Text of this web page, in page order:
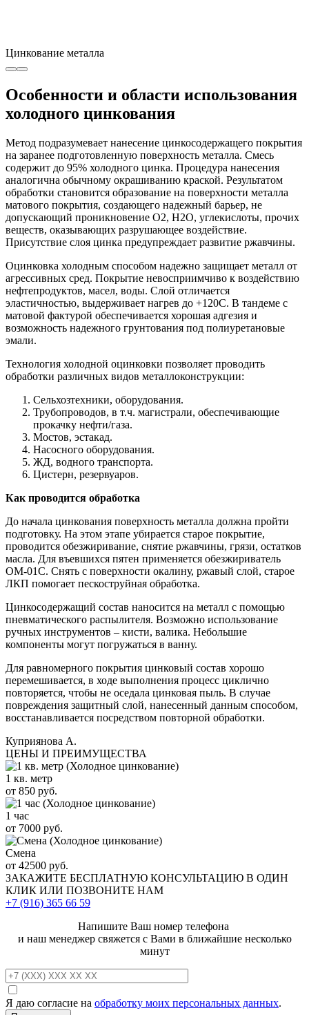
Цинкование металла
Особенности и области использования
холодного цинкования
Метод подразумевает нанесение цинкосодержащего покрытия
на заранее подготовленную поверхность металла. Смесь
содержит до 95% холодного цинка. Процедура нанесения
аналогична обычному окрашиванию краской. Результатом
обработки становится образование на поверхности металла
матового покрытия, создающего надежный барьер, не
допускающий проникновение О2, Н2О, углекислоты, прочих
веществ, оказывающих разрушающее воздействие.
Присутствие слоя цинка предупреждает развитие ржавчины.
Оцинковка холодным способом надежно защищает металл от
агрессивных сред. Покрытие невосприимчиво к воздействию
нефтепродуктов, масел, воды. Слой отличается
эластичностью, выдерживает нагрев до +120С. В тандеме с
матовой фактурой обеспечивается хорошая адгезия и
возможность надежного грунтования под полиуретановые
эмали.
Технология холодной оцинковки позволяет проводить
обработки различных видов металлоконструкции:
Сельхозтехники, оборудования.
Трубопроводов, в т.ч. магистрали, обеспечивающие
прокачку нефти/газа.
Мостов, эстакад.
Насосного оборудования.
ЖД, водного транспорта.
Цистерн, резервуаров.
Как проводится обработка
До начала цинкования поверхность металла должна пройти
подготовку. На этом этапе убирается старое покрытие,
проводится обезжиривание, снятие ржавчины, грязи, остатков
масла. Для въевшихся пятен применяется обезжириватель
ОМ-01С. Снять с поверхности окалину, ржавый слой, старое
ЛКП помогает пескоструйная обработка.
Цинкосодержащий состав наносится на металл с помощью
пневматического распылителя. Возможно использование
ручных инструментов – кисти, валика. Небольшие
компоненты могут погружаться в ванну.
Для равномерного покрытия цинковый состав хорошо
перемешивается, в ходе выполнения процесс циклично
повторяется, чтобы не оседала цинковая пыль. В случае
повреждения защитный слой, нанесенный данным способом,
восстанавливается посредством повторной обработки.
Куприянова А.
ЦЕНЫ И ПРЕИМУЩЕСТВА
1 кв. метр
от 850 руб.
1 час
от 7000 руб.
Смена
от 42500 руб.
ЗАКАЖИТЕ БЕСПЛАТНУЮ КОНСУЛЬТАЦИЮ В ОДИН
КЛИК ИЛИ ПОЗВОНИТЕ НАМ
+7 (916) 365 66 59
Напишите Ваш номер телефона
и наш менеджер свяжется с Вами в ближайшие несколько
минут
Я даю согласие на обработку моих персональных данных.